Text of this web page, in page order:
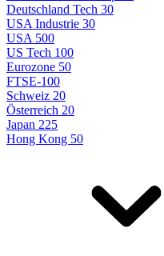
Deutschland Tech 30
USA Industrie 30
USA 500
US Tech 100
Eurozone 50
FTSE-100
Schweiz 20
Österreich 20
Japan 225
Hong Kong 50